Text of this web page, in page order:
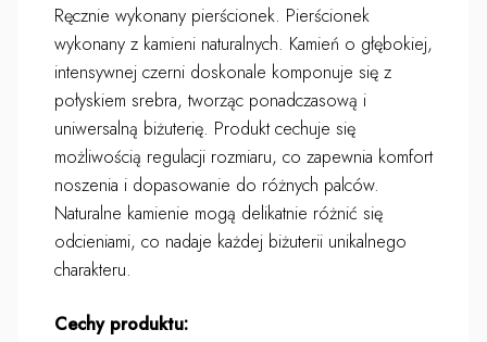
Ręcznie wykonany pierścionek. Pierścionek
wykonany z kamieni naturalnych. Kamień o głębokiej,
intensywnej czerni doskonale komponuje się z
połyskiem srebra, tworząc ponadczasową i
uniwersalną biżuterię. Produkt cechuje się
możliwością regulacji rozmiaru, co zapewnia komfort
noszenia i dopasowanie do różnych palców.
Naturalne kamienie mogą delikatnie różnić się
odcieniami, co nadaje każdej biżuterii unikalnego
charakteru.
Cechy produktu: